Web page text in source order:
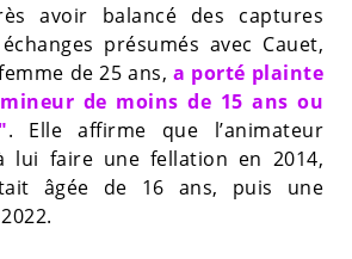
avoir balancé des captures
présumés avec Cauet,
de 25 ans, a porté plainte
de moins de 15 ans ou
. Elle affirme que l’animateur
lui faire une fellation en 2014,
âgée de 16 ans, puis une